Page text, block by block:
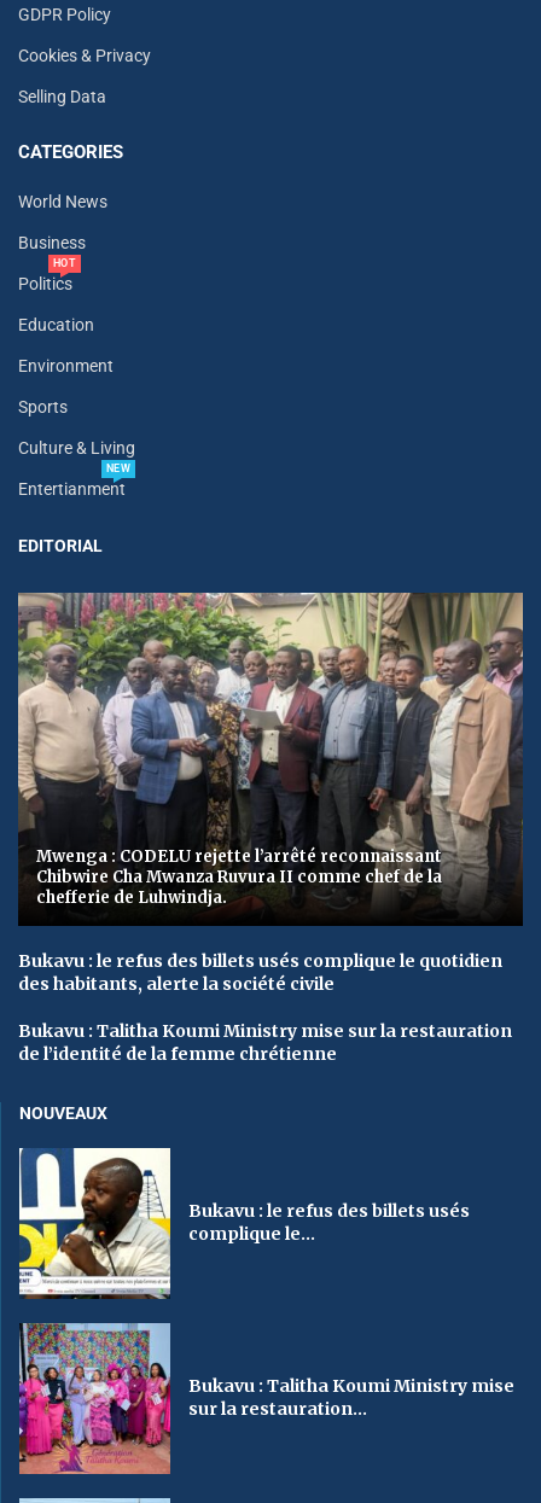
GDPR Policy
Cookies & Privacy
Selling Data
CATEGORIES
World News
Business
Politics
HOT
Education
Environment
Sports
Culture & Living
Entertianment
NEW
EDITORIAL
Mwenga : CODELU rejette l’arrêté reconnaissant
Chibwire Cha Mwanza Ruvura II comme chef de la
chefferie de Luhwindja.
Bukavu : le refus des billets usés complique le quotidien
des habitants, alerte la société civile
Bukavu : Talitha Koumi Ministry mise sur la restauration
de l’identité de la femme chrétienne
NOUVEAUX
Bukavu : le refus des billets usés
complique le...
Bukavu : Talitha Koumi Ministry mise
sur la restauration...